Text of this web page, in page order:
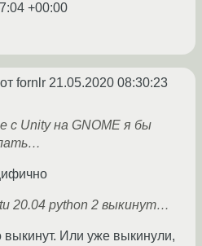
+00:00
от fornlr 21.05.2020 08:30:23
с Unity на GNOME я бы
20.04 python 2 выкинут…
выкинут. Или уже выкинули,